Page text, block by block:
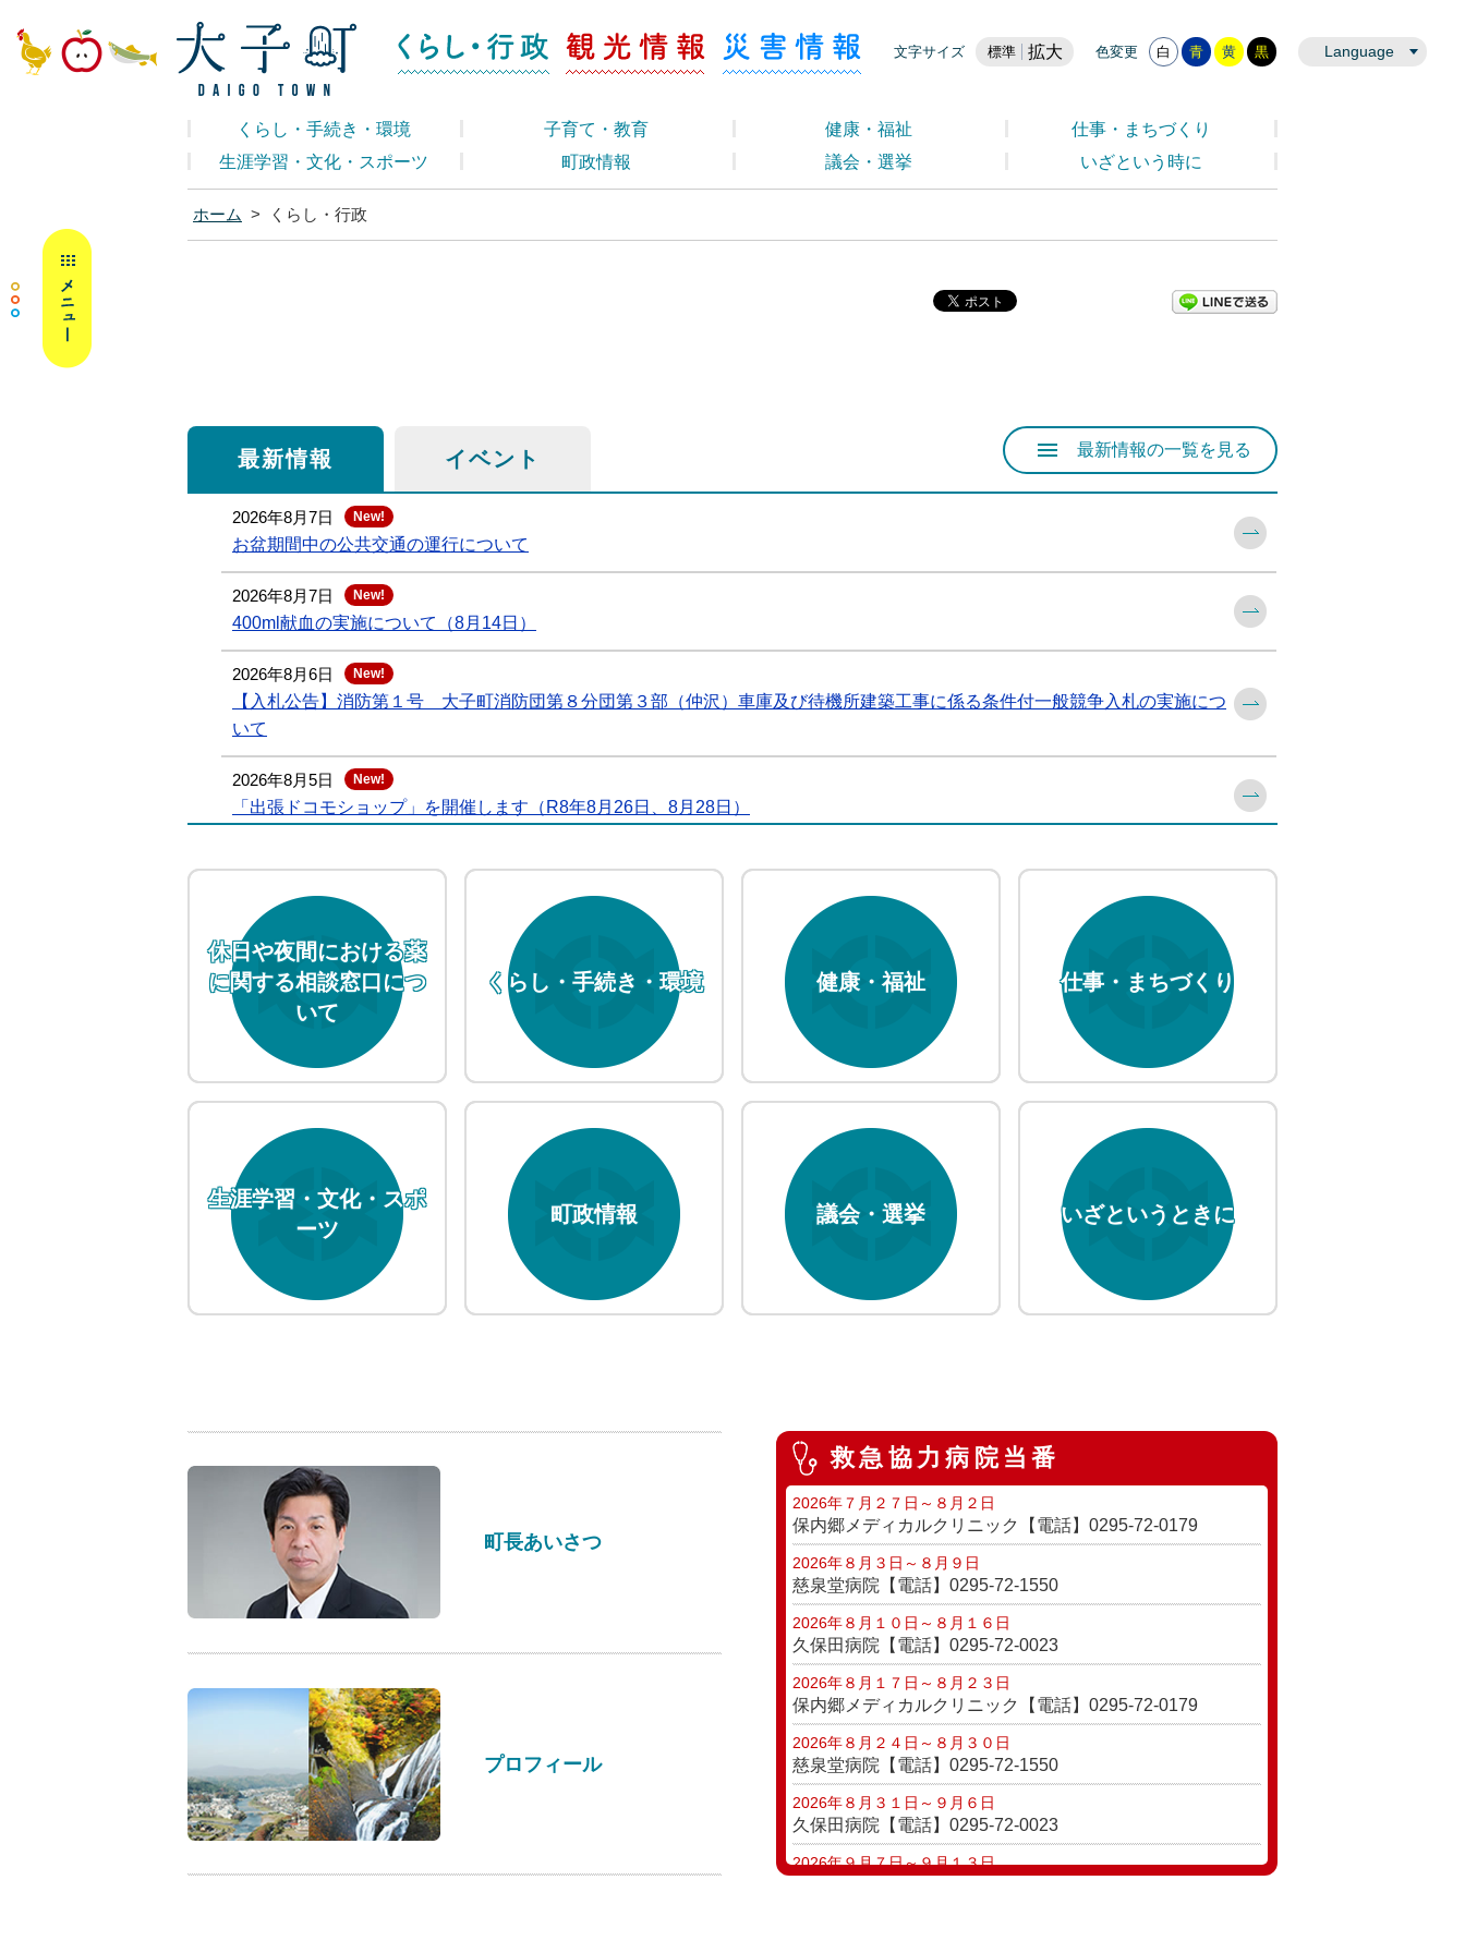
大子町ホームページ くらし・行政
文字サイズ 標準 拡大 色変更 白 青 黄 黒 Language
くらし・行政 観光情報 災害情報
くらし・手続き・環境 子育て・教育 健康・福祉
仕事・まちづくり
生涯学習・文化・スポーツ
町政情報 議会・選挙 いざという時に
ホーム > くらし・行政
最新情報 イベント
2026年8月7日 New!
お盆期間中の公共交通の運行について
2026年8月7日 New!
400ml献血の実施について（8月14日）
2026年8月6日 New!
【入札公告】消防第１号 大子町消防団第８分団第３部（仲沢）車庫及び待機所建築工事に係る条件付一般競争入札の実施につ
いて
2026年8月5日 New!
「出張ドコモショップ」を開催します（R8年8月26日、8月28日）
2026年8月5日
「いばらき賃上げ応援セミナー&個別相談会」が開催されます。
2026年8月4日
未来へつなぐプロジェクト補助金事業を募集します
2026年8月3日
大子町産婦人科医師修学資金等貸与事業 募集のお知らせ
2026年8月3日
大子町の人口（現在）
最新情報の一覧を見る
休日や夜間における薬
に関する相談窓口につ
いて
くらし・手続き・環境 健康・福祉 仕事・まちづくり
生涯学習・文化・スポ
ーツ
町政情報 議会・選挙 いざというときに
町長あいさつ
プロフィール
救急協力病院当番